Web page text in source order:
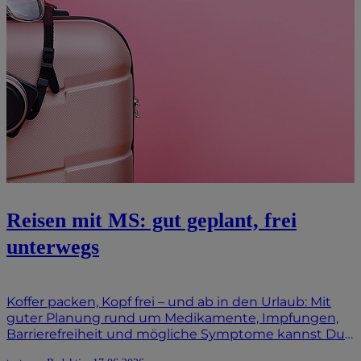
Reisen mit MS: gut geplant, frei
unterwegs
Koffer packen, Kopf frei – und ab in den Urlaub: Mit
guter Planung rund um Medikamente, Impfungen,
Barrierefreiheit und mögliche Symptome kannst Du